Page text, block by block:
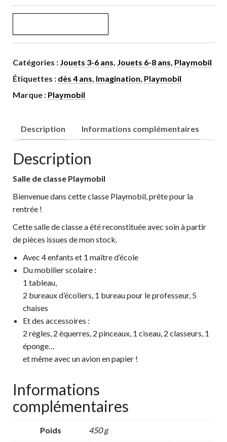
Catégories : Jouets 3-6 ans Jouets 6-8 ans Playmobil
Étiquettes : dès 4 ans Imagination Playmobil
Marque : Playmobil
Description Informations complémentaires
Description
Salle de classe Playmobil
Bienvenue dans cette classe Playmobil, prête pour la
rentrée !
Cette salle de classe a été reconstituée avec soin à partir
de pièces issues de mon stock.
Avec 4 enfants et 1 maître d’école
Du mobilier scolaire :
1 tableau,
2 bureaux d’écoliers, 1 bureau pour le professeur, 5
chaises
Et des accessoires :
2 règles, 2 équerres, 2 pinceaux, 1 ciseau, 2 classeurs, 1
éponge…
et même avec un avion en papier !
Informations
complémentaires
Poids 450 g